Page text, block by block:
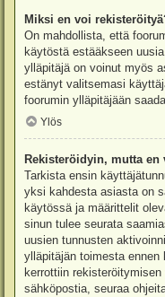
Miksi en voi
On mahdollista, että
käytöstä estääkseen
ylläpitäjä on voinut myös
estänyt valitsemasi
foorumin ylläpitäjään
Ylös
Rekisteröidyin, mutta en
Tarkista ensin
yksi kahdesta asiasta on
käytössä ja määrittelit
sinun tulee seurata
uusien tunnusten
ylläpitäjän toimesta
kerrottiin
sähköpostia, seuraa